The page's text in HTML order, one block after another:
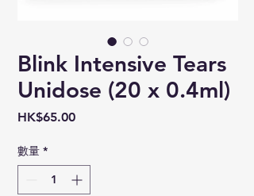
Blink Intensive Tears
Unidose (20 x 0.4ml)
HK$65.00價
數量 *